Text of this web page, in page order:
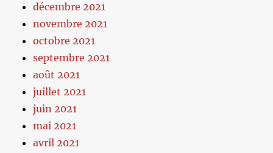
décembre 2021
novembre 2021
octobre 2021
septembre 2021
août 2021
juillet 2021
juin 2021
mai 2021
avril 2021